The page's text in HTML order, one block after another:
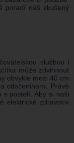
poradí náš zkušený
službou i
může zdvihnout
obvykle mezi 40 cm
otlačeninami. Právě
s postelí. Aby si naši
elektrické zdravotní